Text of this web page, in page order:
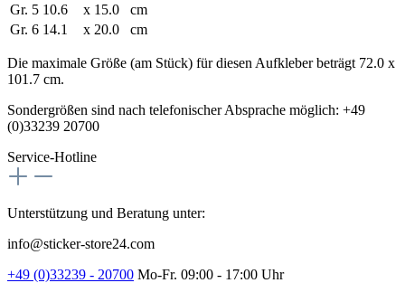
Gr. 5 10.6 x 15.0
cm
Gr. 6 14.1 x 20.0 cm
Die maximale Größe (am Stück) für diesen Aufkleber beträgt 72.0 x
101.7 cm.
Sondergrößen sind nach telefonischer Absprache möglich: +49
(0)33239 20700
Service-Hotline
Unterstützung und Beratung unter:
info@sticker-store24.com
+49 (0)33239 - 20700 Mo-Fr. 09:00 - 17:00 Uhr